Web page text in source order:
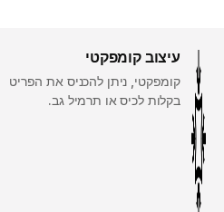
עיצוב קומפקטי
קומפקטי, ניתן להכניס את הפריט
בקלות לכיס או תרמיל גב.